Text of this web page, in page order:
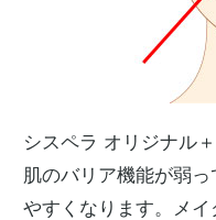
シスペラ オリジナル
肌のバリア機能が弱
やすくなります。メ